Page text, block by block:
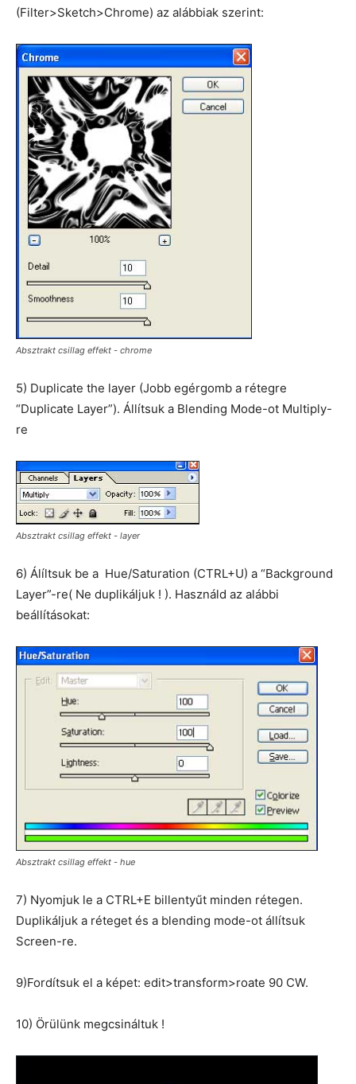
(Filter>Sketch>Chrome) az alábbiak szerint:
Absztrakt csillag effekt - chrome
5) Duplicate the layer (Jobb egérgomb a rétegre
“Duplicate Layer”). Állítsuk a Blending Mode-ot Multiply-
re
Absztrakt csillag effekt - layer
6) Álíltsuk be a Hue/Saturation (CTRL+U) a “Background
Layer”-re( Ne duplikáljuk ! ). Használd az alábbi
beállításokat:
Absztrakt csillag effekt - hue
7) Nyomjuk le a CTRL+E billentyűt minden rétegen.
Duplikáljuk a réteget és a blending mode-ot állítsuk
Screen-re.
9)Fordítsuk el a képet: edit>transform>roate 90 CW.
10) Örülünk megcsináltuk !